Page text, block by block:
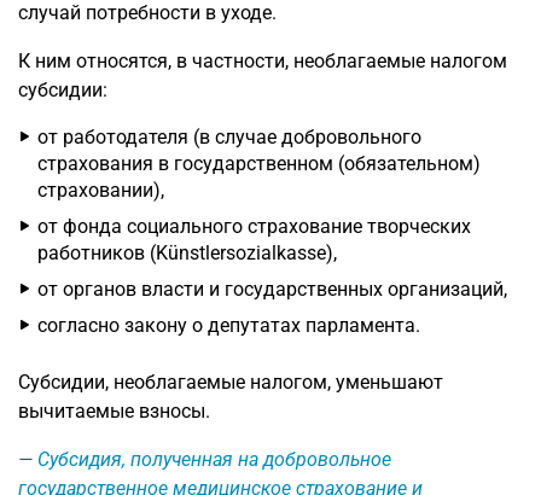
случай потребности в уходе.
К ним относятся, в частности, необлагаемые налогом
субсидии:
от работодателя (в случае добровольного
страхования в государственном (обязательном)
страховании),
от фонда социального страхование творческих
работников (Künstlersozialkasse),
от органов власти и государственных организаций,
согласно закону о депутатах парламента.
Субсидии, необлагаемые налогом, уменьшают
вычитаемые взносы.
Субсидия, полученная на добровольное
государственное медицинское страхование и